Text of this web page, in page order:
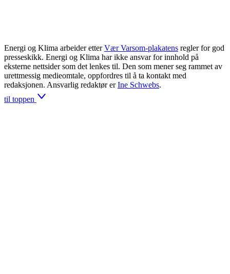
Energi og Klima arbeider etter Vær Varsom-plakatens regler for god
presseskikk. Energi og Klima har ikke ansvar for innhold på
eksterne nettsider som det lenkes til. Den som mener seg rammet av
urettmessig medieomtale, oppfordres til å ta kontakt med
redaksjonen. Ansvarlig redaktør er Ine Schwebs.
til toppen